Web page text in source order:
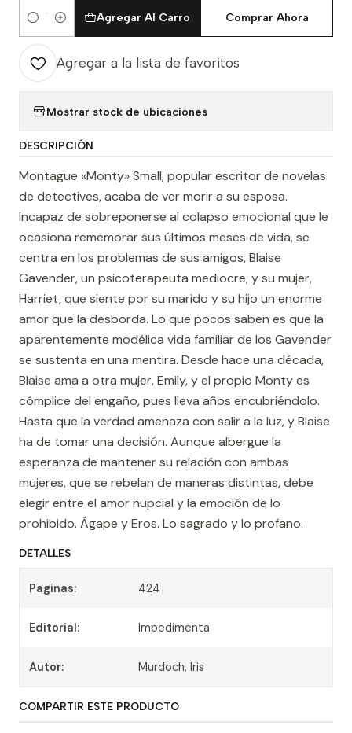
Cantidad
Agregar Al Carro Comprar Ahora
Agregar a la lista de favoritos
Mostrar stock de ubicaciones
DESCRIPCIÓN
Montague «Monty» Small, popular escritor de novelas
de detectives, acaba de ver morir a su esposa.
Incapaz de sobreponerse al colapso emocional que le
ocasiona rememorar sus últimos meses de vida, se
centra en los problemas de sus amigos, Blaise
Gavender, un psicoterapeuta mediocre, y su mujer,
Harriet, que siente por su marido y su hijo un enorme
amor que la desborda. Lo que pocos saben es que la
aparentemente modélica vida familiar de los Gavender
se sustenta en una mentira. Desde hace una década,
Blaise ama a otra mujer, Emily, y el propio Monty es
cómplice del engaño, pues lleva años encubriéndolo.
Hasta que la verdad amenaza con salir a la luz, y Blaise
ha de tomar una decisión. Aunque albergue la
esperanza de mantener su relación con ambas
mujeres, que se rebelan de maneras distintas, debe
elegir entre el amor nupcial y la emoción de lo
prohibido. Ágape y Eros. Lo sagrado y lo profano.
DETALLES
Paginas: 424
Editorial: Impedimenta
Autor: Murdoch, Iris
COMPARTIR ESTE PRODUCTO